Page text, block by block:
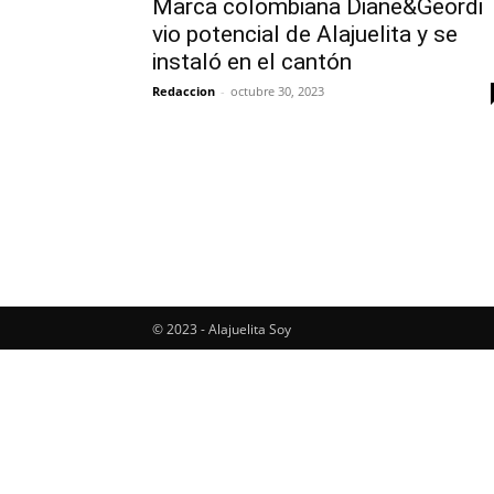
Marca colombiana Diane&Geordi
vio potencial de Alajuelita y se
instaló en el cantón
Redaccion - octubre 30, 2023
© 2023 - Alajuelita Soy